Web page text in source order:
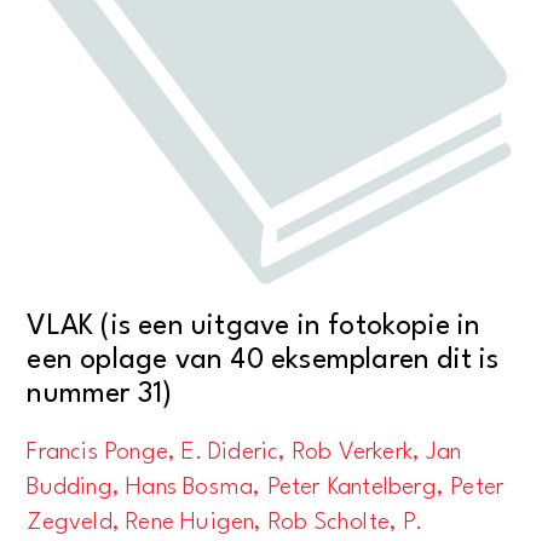
VLAK (is een uitgave in fotokopie in
een oplage van 40 eksemplaren dit is
nummer 31)
Francis Ponge, E. Dideric, Rob Verkerk, Jan
Budding, Hans Bosma, Peter Kantelberg, Peter
Zegveld, Rene Huigen, Rob Scholte, P.